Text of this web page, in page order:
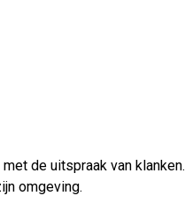
de uitspraak van klanken.
omgeving.